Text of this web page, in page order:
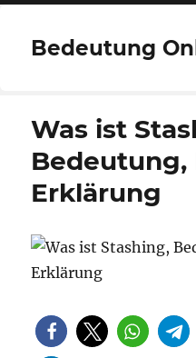
Bedeutung
Was ist
Erklärung